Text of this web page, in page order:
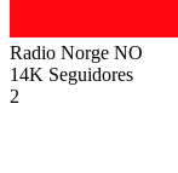
Radio Norge NO
14K Seguidores
2